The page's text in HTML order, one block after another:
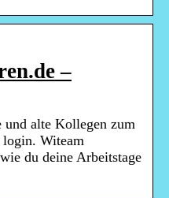
–
alte Kollegen zum
login. Witeam
du deine Arbeitstage